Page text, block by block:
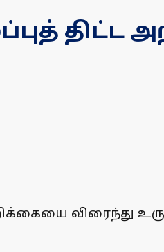
விரைந்து